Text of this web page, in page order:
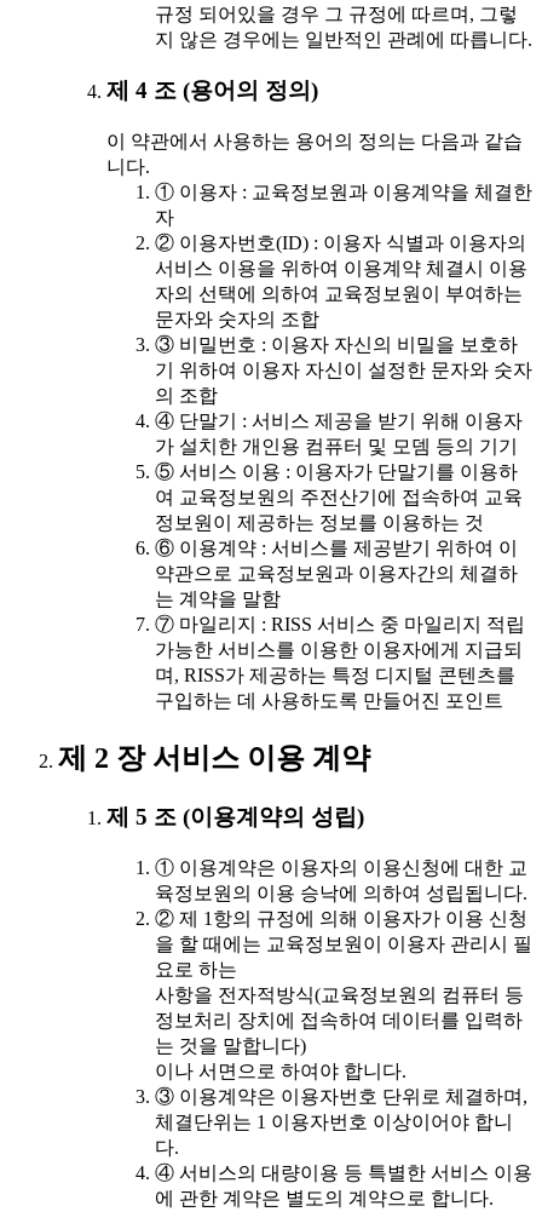
규정 되어있을 경우 그 규정에 따르며, 그렇
지 않은 경우에는 일반적인 관례에 따릅니다.
제 4 조 (용어의 정의)
이 약관에서 사용하는 용어의 정의는 다음과 같습
니다.
① 이용자 : 교육정보원과 이용계약을 체결한
자
② 이용자번호(ID) : 이용자 식별과 이용자의
서비스 이용을 위하여 이용계약 체결시 이용
자의 선택에 의하여 교육정보원이 부여하는
문자와 숫자의 조합
③ 비밀번호 : 이용자 자신의 비밀을 보호하
기 위하여 이용자 자신이 설정한 문자와 숫자
의 조합
④ 단말기 : 서비스 제공을 받기 위해 이용자
가 설치한 개인용 컴퓨터 및 모뎀 등의 기기
⑤ 서비스 이용 : 이용자가 단말기를 이용하
여 교육정보원의 주전산기에 접속하여 교육
정보원이 제공하는 정보를 이용하는 것
⑥ 이용계약 : 서비스를 제공받기 위하여 이
약관으로 교육정보원과 이용자간의 체결하
는 계약을 말함
⑦ 마일리지 : RISS 서비스 중 마일리지 적립
가능한 서비스를 이용한 이용자에게 지급되
며, RISS가 제공하는 특정 디지털 콘텐츠를
구입하는 데 사용하도록 만들어진 포인트
제 2 장 서비스 이용 계약
제 5 조 (이용계약의 성립)
① 이용계약은 이용자의 이용신청에 대한 교
육정보원의 이용 승낙에 의하여 성립됩니다.
② 제 1항의 규정에 의해 이용자가 이용 신청
을 할 때에는 교육정보원이 이용자 관리시 필
요로 하는
사항을 전자적방식(교육정보원의 컴퓨터 등
정보처리 장치에 접속하여 데이터를 입력하
는 것을 말합니다)
이나 서면으로 하여야 합니다.
③ 이용계약은 이용자번호 단위로 체결하며,
체결단위는 1 이용자번호 이상이어야 합니
다.
④ 서비스의 대량이용 등 특별한 서비스 이용
에 관한 계약은 별도의 계약으로 합니다.